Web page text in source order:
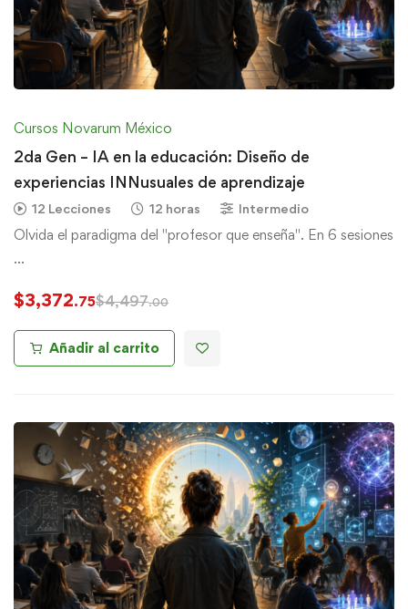
Cursos Novarum México
2da Gen – IA en la educación: Diseño de
experiencias INNusuales de aprendizaje
12 Lecciones 12 horas Intermedio
Olvida el paradigma del "profesor que enseña". En 6 sesiones
…
$3,372.75$4,497.00
Añadir al carrito